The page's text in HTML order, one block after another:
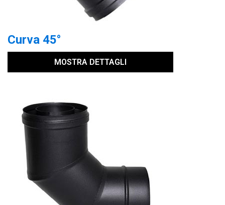
Curva 45°
MOSTRA DETTAGLI